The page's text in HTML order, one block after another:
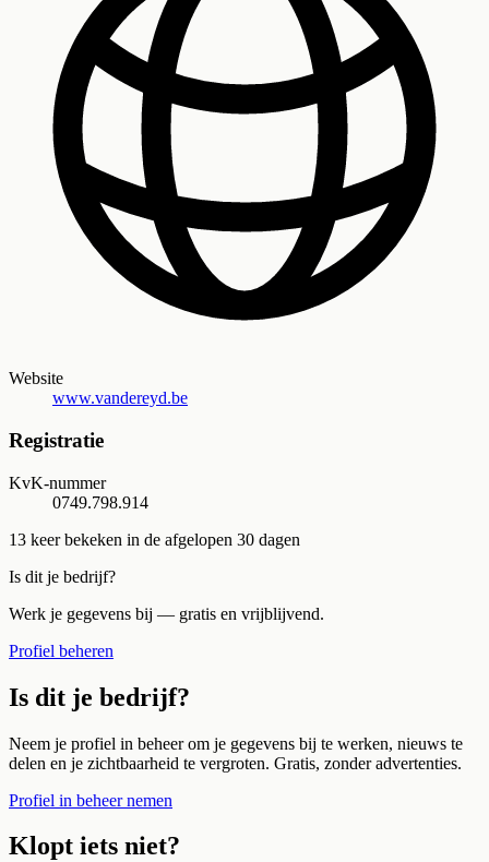
Website
www.vandereyd.be
Registratie
KvK-nummer
0749.798.914
13 keer bekeken in de afgelopen 30 dagen
Is dit je bedrijf?
Werk je gegevens bij — gratis en vrijblijvend.
Profiel beheren
Is dit je bedrijf?
Neem je profiel in beheer om je gegevens bij te werken, nieuws te
delen en je zichtbaarheid te vergroten. Gratis, zonder advertenties.
Profiel in beheer nemen
Klopt iets niet?